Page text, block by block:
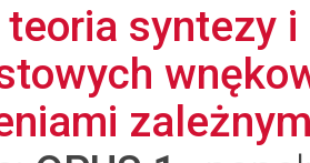
teoria syntezy